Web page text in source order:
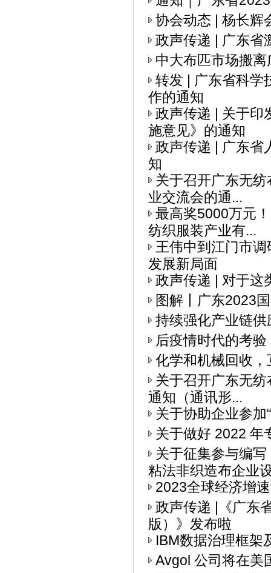
协会动态 | 杨长辉
政声传递 | 广东省
中大布匹市场搬
转发 | 广东省科学
作的通知
政声传递 | 关于印
施意见》的通知
政声传递 | 广东省
知
关于召开广东无纺
业交流会的通...
最高奖5000万元
纺织服装产业有...
王伟中到江门市
发展新局面
政声传递 | 对于
图解丨广东2023
持续强化产业链
后疫情时代的考验
化学和机械回收
关于召开广东无
通知（通讯形...
关于协助企业参加
关于做好 2022 年
关于征集参与编
粘法非织造布企业
2023全球经济增
政声传递 |《广东
版）》发布啦
IBM数据治理框架
Avgol 公司将在美